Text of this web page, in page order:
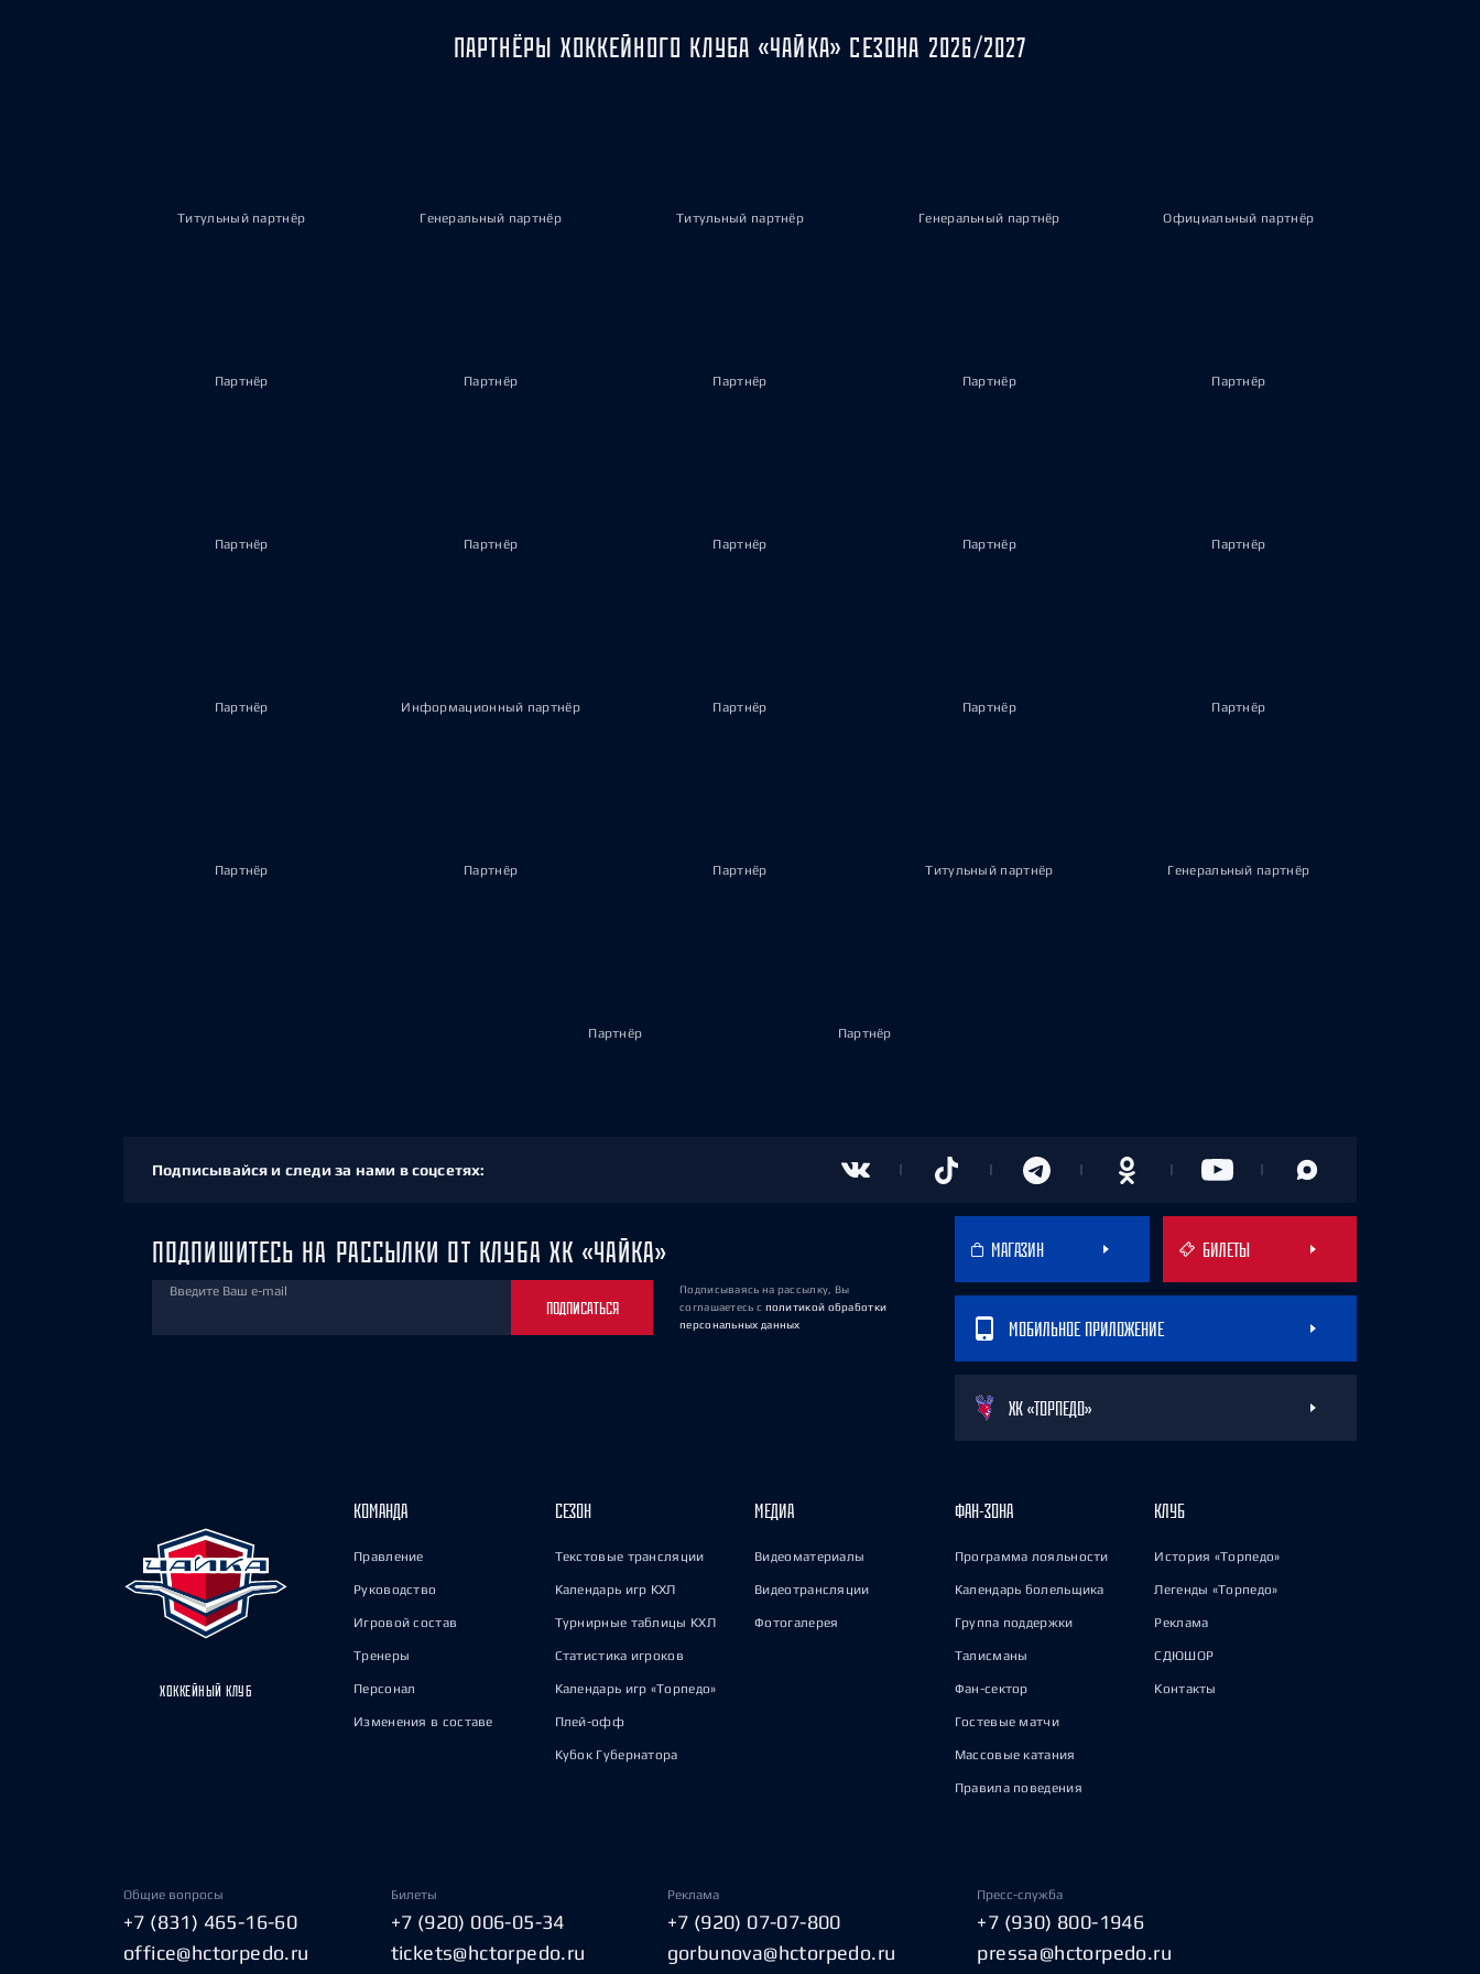
ПАРТНЁРЫ ХОККЕЙНОГО КЛУБА «ЧАЙКА» СЕЗОНА 2026/2027
Титульный партнёр Генеральный партнёр Титульный партнёр Генеральный партнёр Официальный партнёр
Партнёр Партнёр Партнёр Партнёр Партнёр
Партнёр Партнёр Партнёр Партнёр Партнёр
Партнёр Информационный партнёр Партнёр Партнёр Партнёр
Партнёр Партнёр Партнёр Титульный партнёр Генеральный партнёр
Партнёр Партнёр
Подписывайся и следи за нами в соцсетях:
ПОДПИШИТЕСЬ НА РАССЫЛКИ ОТ КЛУБА ХК «ЧАЙКА»
Введите Ваш e-mail
ПОДПИСАТЬСЯ
Подписываясь на рассылку, Вы
соглашаетесь с политикой обработки
персональных данных
МАГАЗИН БИЛЕТЫ
МОБИЛЬНОЕ ПРИЛОЖЕНИЕ
ХК «ТОРПЕДО»
ХОККЕЙНЫЙ КЛУБ
КОМАНДА
Правление
Руководство
Игровой состав
Тренеры
Персонал
Изменения в составе
СЕЗОН
Текстовые трансляции
Календарь игр КХЛ
Турнирные таблицы КХЛ
Статистика игроков
Календарь игр «Торпедо»
Плей-офф
Кубок Губернатора
МЕДИА
Видеоматериалы
Видеотрансляции
Фотогалерея
ФАН-ЗОНА
Программа лояльности
Календарь болельщика
Группа поддержки
Талисманы
Фан-сектор
Гостевые матчи
Массовые катания
Правила поведения
КЛУБ
История «Торпедо»
Легенды «Торпедо»
Реклама
СДЮШОР
Контакты
Общие вопросы
+7 (831) 465-16-60
office@hctorpedo.ru
Билеты
+7 (920) 006-05-34
tickets@hctorpedo.ru
Реклама
+7 (920) 07-07-800
gorbunova@hctorpedo.ru
Пресс-служба
+7 (930) 800-1946
pressa@hctorpedo.ru